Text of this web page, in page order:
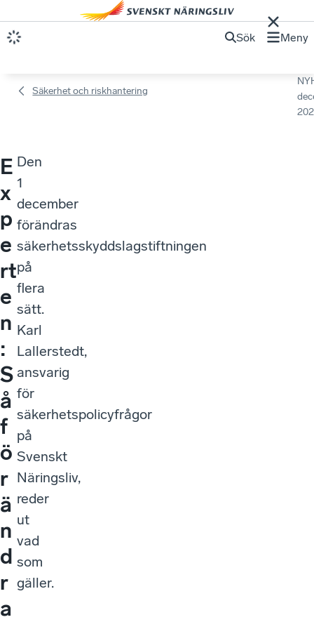
Sök Meny
Säkerhet och riskhantering
E
x
p
e
rt
e
n
:
S
å
f
ö
r
ä
n
d
r
a
Den
1
december
förändras
säkerhetsskyddslagstiftningen
på
flera
sätt.
Karl
Lallerstedt,
ansvarig
för
säkerhetspolicyfrågor
på
Svenskt
Näringsliv,
reder
ut
vad
som
gäller.